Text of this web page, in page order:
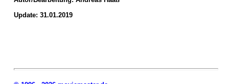
Update: 31.01.2019